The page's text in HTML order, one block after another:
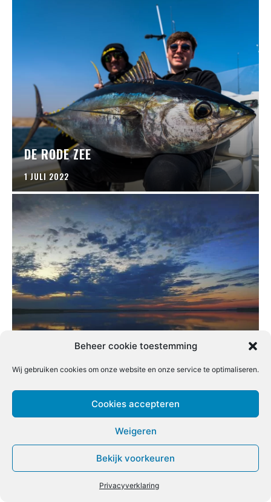
Beheer cookie toestemming
Wij gebruiken cookies om onze website en onze service te optimaliseren.
Cookies accepteren
Weigeren
Bekijk voorkeuren
Privacyverklaring
DE RODE ZEE
1 JULI 2022
OP JACHT NAAR PEACOCK BASS
26 MEI 2024